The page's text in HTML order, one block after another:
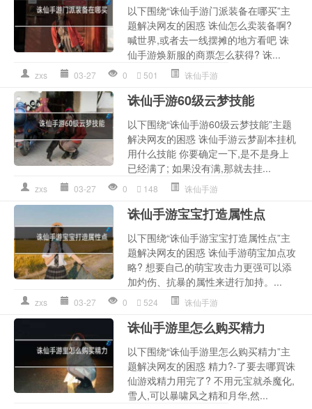
以下围绕“诛仙手游门派装备在哪买”主
题解决网友的困惑 诛仙怎么卖装备啊?
喊世界,或者去一线摆摊的地方看吧 诛
仙手游焕新服的商票怎么获得? 诛...
zxs 03-27 0 501 诛仙手游
诛仙手游60级云梦技能
以下围绕“诛仙手游60级云梦技能”主题
解决网友的困惑 诛仙手游云梦副本挂机
用什么技能 你要确定一下,是不是身上
已经满了; 如果没有满,那就去挂...
zxs 03-27 0 148 诛仙手游
诛仙手游宝宝打造属性点
以下围绕“诛仙手游宝宝打造属性点”主
题解决网友的困惑 诛仙手游萌宝加点攻
略? 想要自己的萌宝攻击力更强可以添
加灼伤、抗暴的属性来进行加持。...
zxs 03-27 0 524 诛仙手游
诛仙手游里怎么购买精力
以下围绕“诛仙手游里怎么购买精力”主
题解决网友的困惑 精力?-了要去哪買诛
仙游戏精力用完了? 不用元宝就杀魔化,
雪人,可以暴啸风之精和月华,然...